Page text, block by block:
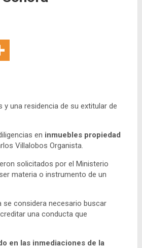
una residencia de su extitular de
en inmuebles propiedad
Villalobos Organista.
solicitados por el Ministerio
materia o instrumento de un
se considera necesario buscar
una conducta que
en las inmediaciones de la